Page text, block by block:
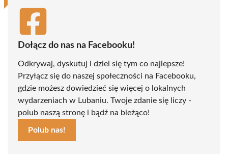
Dołącz do nas na Facebooku!
Odkrywaj, dyskutuj i dziel się tym co najlepsze!
Przyłącz się do naszej społeczności na Facebooku,
gdzie możesz dowiedzieć się więcej o lokalnych
wydarzeniach w Lubaniu. Twoje zdanie się liczy -
polub naszą stronę i bądź na bieżąco!
Polub nas!